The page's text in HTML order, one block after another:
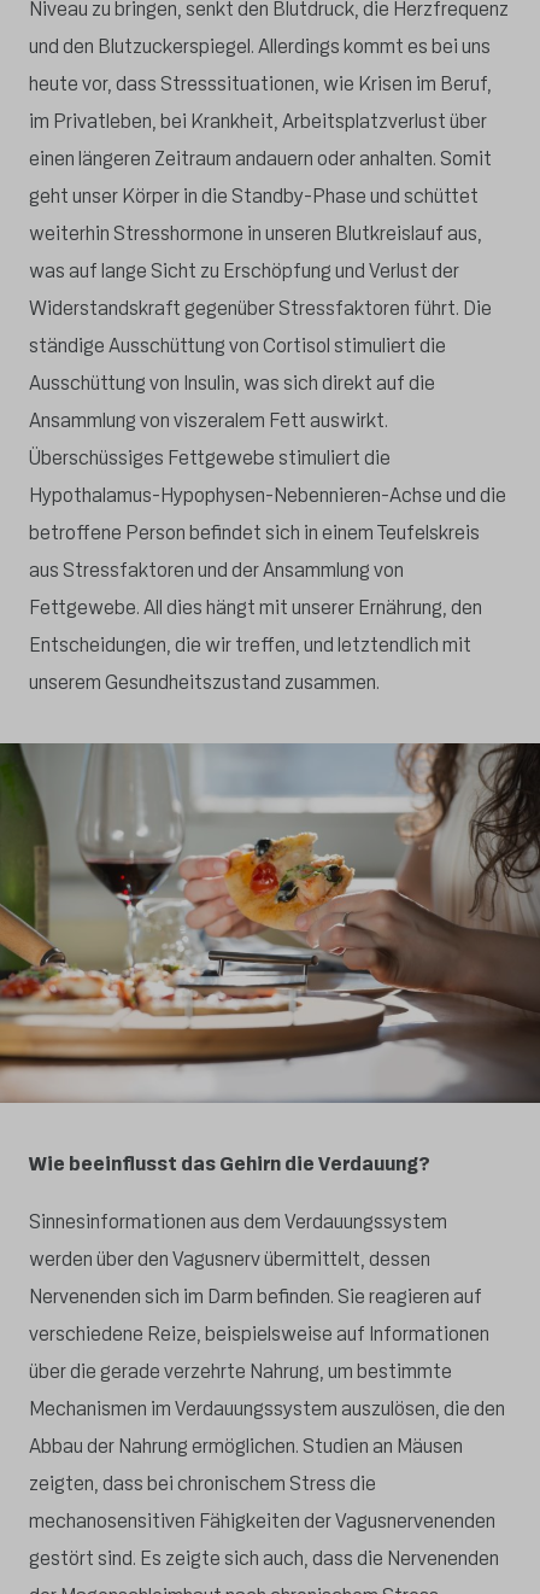
Niveau zu bringen, senkt den Blutdruck, die Herzfrequenz
und den Blutzuckerspiegel. Allerdings kommt es bei uns
heute vor, dass Stresssituationen, wie Krisen im Beruf,
im Privatleben, bei Krankheit, Arbeitsplatzverlust über
einen längeren Zeitraum andauern oder anhalten. Somit
geht unser Körper in die Standby-Phase und schüttet
weiterhin Stresshormone in unseren Blutkreislauf aus,
was auf lange Sicht zu Erschöpfung und Verlust der
Widerstandskraft gegenüber Stressfaktoren führt. Die
ständige Ausschüttung von Cortisol stimuliert die
Ausschüttung von Insulin, was sich direkt auf die
Ansammlung von viszeralem Fett auswirkt.
Überschüssiges Fettgewebe stimuliert die
Hypothalamus-Hypophysen-Nebennieren-Achse und die
betroffene Person befindet sich in einem Teufelskreis
aus Stressfaktoren und der Ansammlung von
Fettgewebe. All dies hängt mit unserer Ernährung, den
Entscheidungen, die wir treffen, und letztendlich mit
unserem Gesundheitszustand zusammen.
Wie beeinflusst das Gehirn die Verdauung?
Sinnesinformationen aus dem Verdauungssystem
werden über den Vagusnerv übermittelt, dessen
Nervenenden sich im Darm befinden. Sie reagieren auf
verschiedene Reize, beispielsweise auf Informationen
über die gerade verzehrte Nahrung, um bestimmte
Mechanismen im Verdauungssystem auszulösen, die den
Abbau der Nahrung ermöglichen. Studien an Mäusen
zeigten, dass bei chronischem Stress die
mechanosensitiven Fähigkeiten der Vagusnervenenden
gestört sind. Es zeigte sich auch, dass die Nervenenden